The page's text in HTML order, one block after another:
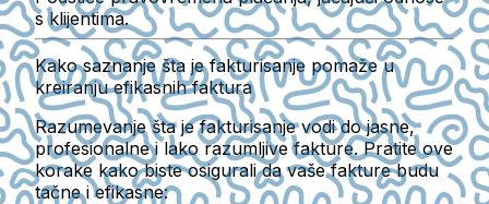
s klijentima.
Kako saznanje šta je fakturisanje pomaže u
kreiranju efikasnih faktura
Razumevanje šta je fakturisanje vodi do jasne,
profesionalne i lako razumljive fakture. Pratite ove
korake kako biste osigurali da vaše fakture budu
tačne i efikasne: